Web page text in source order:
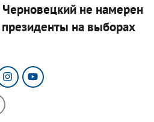
не намерен
президенты на выборах